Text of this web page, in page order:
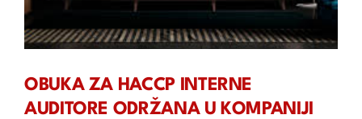
OBUKA ZA HACCP INTERNE
AUDITORE ODRŽANA U KOMPANIJI